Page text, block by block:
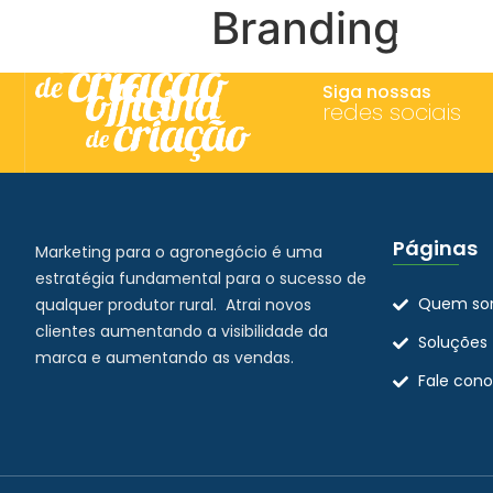
HOME
Branding
Siga nossas
redes sociais
Marketing para o agronegócio é uma
estratégia fundamental para o sucesso de
qualquer produtor rural. Atrai novos
clientes aumentando a visibilidade da
marca e aumentando as vendas.
Páginas
Quem
Soluções
Fale